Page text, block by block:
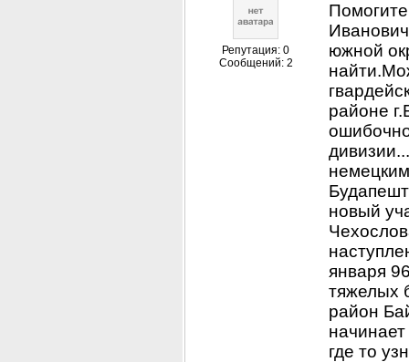
Репутация: 0
Сообщений: 2
южной
районе
новый
января
тяжелых
район
где то